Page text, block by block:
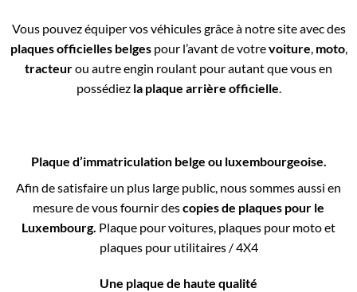
Vous pouvez équiper vos véhicules grâce à notre site avec des
plaques officielles belgespour l’avant de votrevoiture, moto,
tracteurou autre engin roulant pour autant que vous en
possédiez la plaque arrière officielle.
Plaque d’immatriculation belge ou luxembourgeoise.
Afin de satisfaire un plus large public, nous sommes aussi en
mesure de vous fournir descopies de plaques pour le
Luxembourg. Plaque pour voitures, plaques pour moto et
plaques pour utilitaires / 4X4
Une plaque de haute qualité